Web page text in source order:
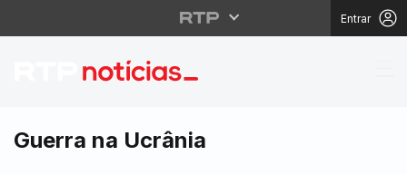
Entrar
Autoridades
Guerra na Ucrânia